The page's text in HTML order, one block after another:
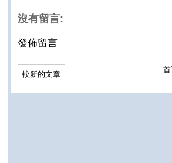
沒有留言:
發佈留言
較新的文章